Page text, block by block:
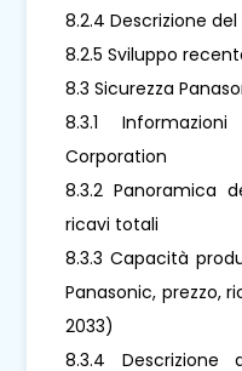
8.2.4 Descrizione
8.2.5 Sviluppo
8.3 Sicurezza
8.3.1
Corporation
8.3.2 Panoramica
ricavi totali
8.3.3 Capacità
Panasonic, prezzo,
2033)
8.3.4 Descrizione